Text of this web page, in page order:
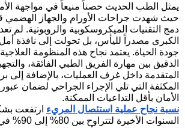
يمثل الطب الحديث حصناً منيعاً في مواجهة
حيث شهدت جراحات الأورام والجهاز الهضمي
دمج التقنيات الميكروسكوبية والروبوتية. لم
الكبرى مصدراً لليأس، بل تحولت إلى نافذة
جودة الحياة. يعتمد نجاح هذه المنظومة
الدقيق بين مهارة الفريق الطبي الفائقة،
المتقدمة داخل غرف العمليات، بالإضافة إلى
المكثفة التي تلي الإجراء الجراحي لضمان
الأمان بأقل التداعيات الممكنة.
نسبة نجاح عملية استئصال المريء ارتفعت
السنوات